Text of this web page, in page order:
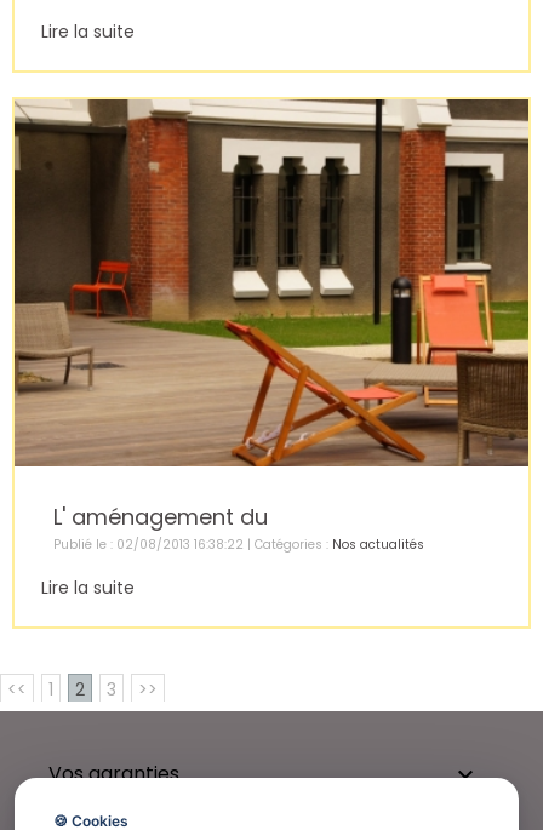
Lire la suite
L' aménagement du
Publié le : 02/08/2013 16:38:22 | Catégories : Nos actualités
Lire la suite
<< 1 2 3 >>
Vos garanties 
🍪 Cookies